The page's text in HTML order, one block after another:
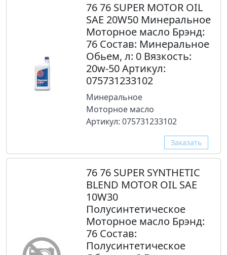
76 76 SUPER MOTOR OIL
SAE 20W50 Минеральное
Моторное масло Брэнд:
76 Состав: Минеральное
Обьем, л: 0 Вязкость:
20w-50 Артикул:
075731233102
Минеральное
Моторное масло
Артикул: 075731233102
Заказать
76 76 SUPER SYNTHETIC
BLEND MOTOR OIL SAE
10W30
Полусинтетическое
Моторное масло Брэнд:
76 Состав:
Полусинтетическое